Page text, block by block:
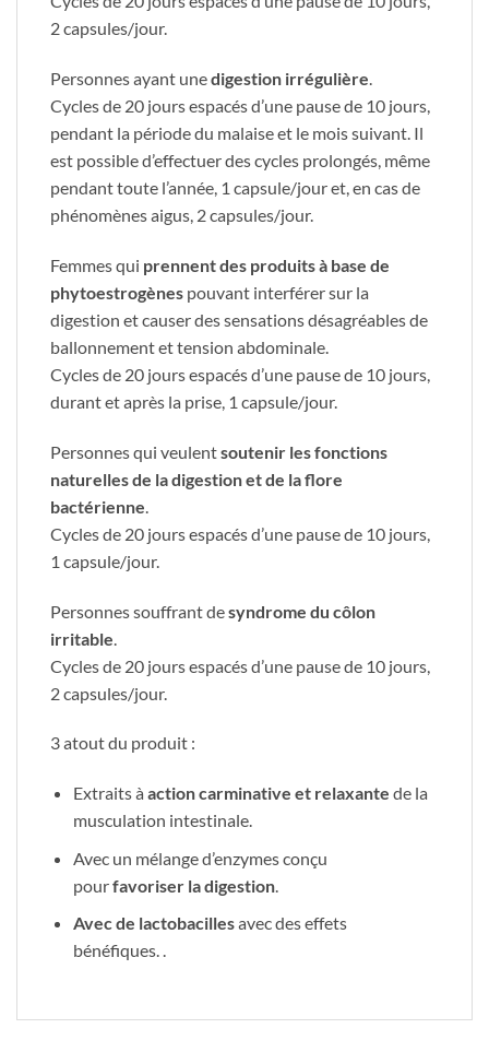
2 capsules/jour.
Personnes ayant unedigestion irrégulière.
Cycles de 20 jours espacés d’une pause de 10 jours,
pendant la période du malaise et le mois suivant. Il
est possible d’effectuer des cycles prolongés, même
pendant toute l’année, 1 capsule/jour et, en cas de
phénomènes aigus, 2 capsules/jour.
Femmes qui prennent des produits à base de
phytoestrogènes pouvant interférer sur la
digestion et causer des sensations désagréables de
ballonnement et tension abdominale.
Cycles de 20 jours espacés d’une pause de 10 jours,
durant et après la prise, 1 capsule/jour.
Personnes qui veulentsoutenir les fonctions
naturelles de la digestion et de la flore
bactérienne.
Cycles de 20 jours espacés d’une pause de 10 jours,
1 capsule/jour.
Personnes souffrant desyndrome du côlon
irritable
Cycles de 20 jours espacés d’une pause de 10 jours,
2 capsules/jour.
3 atout du produit :
Extraits à action carminative et relaxante de la
musculation intestinale.
Avec un mélange d’enzymes conçu
pourfavoriser la digestion.
Avec de lactobacillesavec des effets
bénéfiques. .